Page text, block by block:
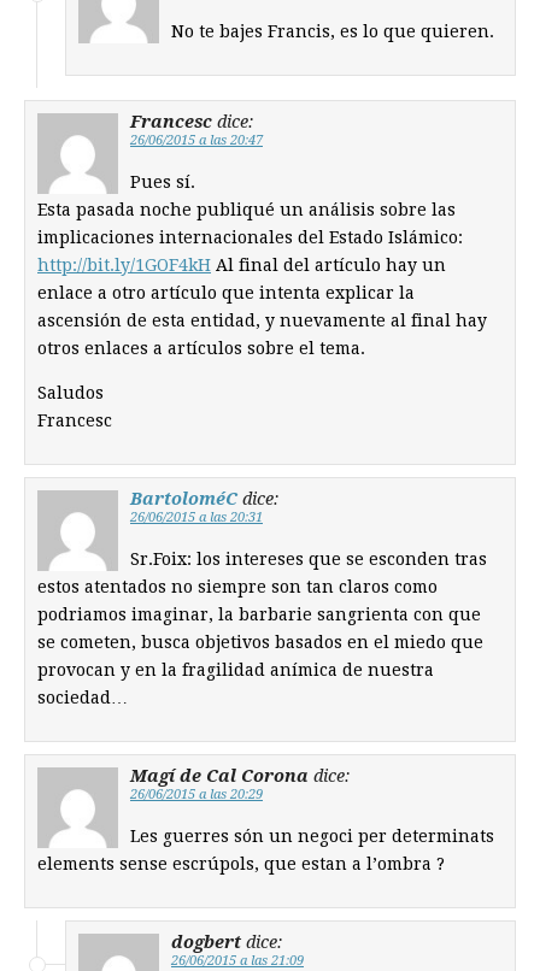
No te bajes Francis, es lo que quieren.
Francesc dice:
26/06/2015 a las 20:47
Pues sí.
Esta pasada noche publiqué un análisis sobre las
implicaciones internacionales del Estado Islámico:
http://bit.ly/1GOF4kH Al final del artículo hay un
enlace a otro artículo que intenta explicar la
ascensión de esta entidad, y nuevamente al final hay
otros enlaces a artículos sobre el tema.
Saludos
Francesc
BartoloméC dice:
26/06/2015 a las 20:31
Sr.Foix: los intereses que se esconden tras
estos atentados no siempre son tan claros como
podriamos imaginar, la barbarie sangrienta con que
se cometen, busca objetivos basados en el miedo que
provocan y en la fragilidad anímica de nuestra
sociedad…
Magí de Cal Corona dice:
26/06/2015 a las 20:29
Les guerres són un negoci per determinats
elements sense escrúpols, que estan a l’ombra ?
dogbert dice:
26/06/2015 a las 21:09